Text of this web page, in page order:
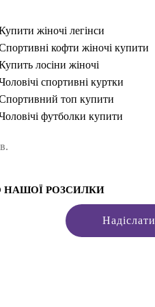
жіночі легінси
кофти жіночі купити
лосіни жіночі
спортивні куртки
топ купити
футболки купити
футболки львів
НАШОЇ РОЗСИЛКИ
Надіслати